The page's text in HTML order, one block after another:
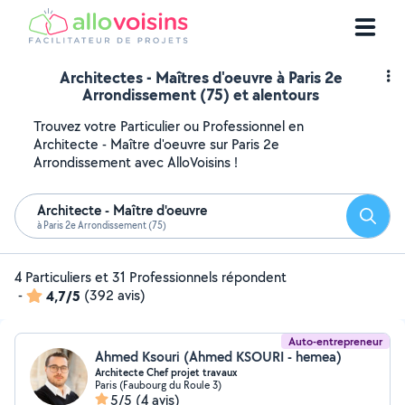
Architectes - Maîtres d'oeuvre à Paris 2e
Arrondissement (75) et alentours
Trouvez votre Particulier ou Professionnel en
Architecte - Maître d'oeuvre sur Paris 2e
Arrondissement avec AlloVoisins !
Architecte - Maître d'oeuvre
à Paris 2e Arrondissement (75)
4 Particuliers et 31 Professionnels répondent
-
4,7/5 (392 avis)
Auto-entrepreneur
Ahmed Ksouri (Ahmed KSOURI - hemea)
Architecte Chef projet travaux
Paris (Faubourg du Roule 3)
5/5 (4 avis)